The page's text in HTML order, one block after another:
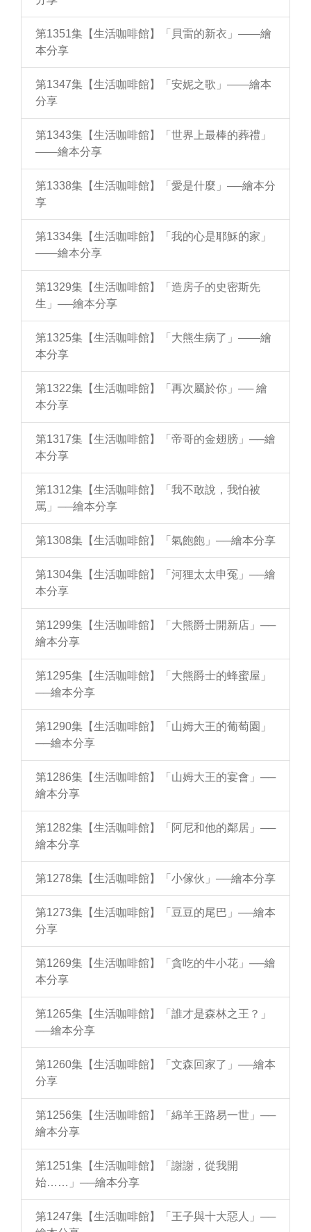
第1351集【生活咖啡館】「貝雷的新衣」——繪
本分享
第1347集【生活咖啡館】「安妮之歌」——繪本
分享
第1343集【生活咖啡館】「世界上最棒的葬禮」
——繪本分享
第1338集【生活咖啡館】「愛是什麼」──繪本分
享
第1334集【生活咖啡館】「我的心是耶穌的家」
——繪本分享
第1329集【生活咖啡館】「造房子的史密斯先
生」──繪本分享
第1325集【生活咖啡館】「大熊生病了」——繪
本分享
第1322集【生活咖啡館】「再次屬於你」── 繪
本分享
第1317集【生活咖啡館】「帝哥的金翅膀」──繪
本分享
第1312集【生活咖啡館】「我不敢說，我怕被
罵」──繪本分享
第1308集【生活咖啡館】「氣飽飽」──繪本分享
第1304集【生活咖啡館】「河狸太太申冤」──繪
本分享
第1299集【生活咖啡館】「大熊爵士開新店」──
繪本分享
第1295集【生活咖啡館】「大熊爵士的蜂蜜屋」
──繪本分享
第1290集【生活咖啡館】「山姆大王的葡萄園」
──繪本分享
第1286集【生活咖啡館】「山姆大王的宴會」──
繪本分享
第1282集【生活咖啡館】「阿尼和他的鄰居」──
繪本分享
第1278集【生活咖啡館】「小傢伙」──繪本分享
第1273集【生活咖啡館】「豆豆的尾巴」──繪本
分享
第1269集【生活咖啡館】「貪吃的牛小花」──繪
本分享
第1265集【生活咖啡館】「誰才是森林之王？」
──繪本分享
第1260集【生活咖啡館】「文森回家了」──繪本
分享
第1256集【生活咖啡館】「綿羊王路易一世」──
繪本分享
第1251集【生活咖啡館】「謝謝，從我開
始……」──繪本分享
第1247集【生活咖啡館】「王子與十大惡人」──